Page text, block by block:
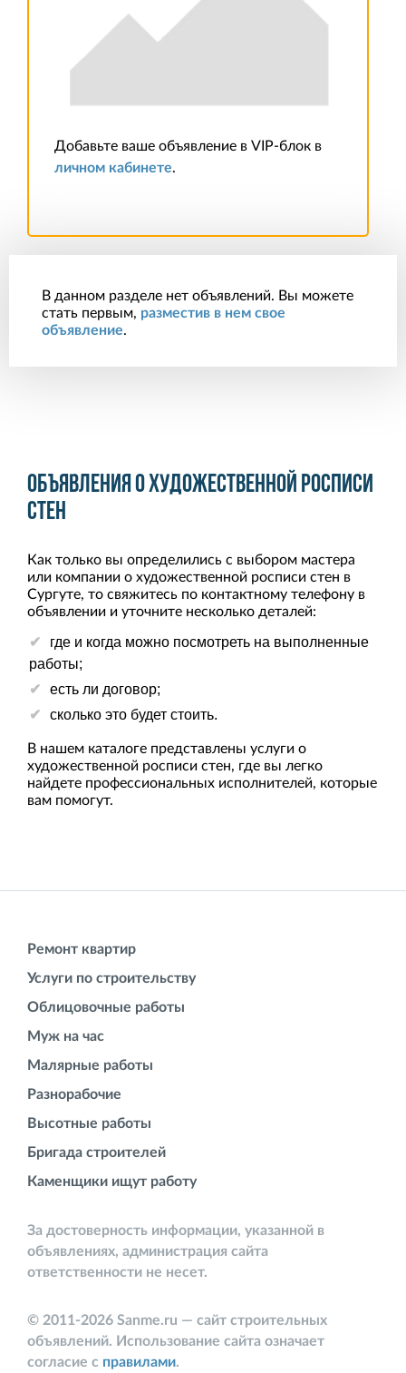
Добавьте ваше объявление в VIP-блок в
личном кабинете.
В данном разделе нет объявлений. Вы можете
стать первым, разместив в нем свое
объявление.
Объявления о художественной росписи
стен
Как только вы определились с выбором мастера
или компании о художественной росписи стен в
Сургуте, то свяжитесь по контактному телефону в
объявлении и уточните несколько деталей:
где и когда можно посмотреть на выполненные
работы;
есть ли договор;
сколько это будет стоить.
В нашем каталоге представлены услуги о
художественной росписи стен, где вы легко
найдете профессиональных исполнителей, которые
вам помогут.
Ремонт квартир
Услуги по строительству
Облицовочные работы
Муж на час
Малярные работы
Разнорабочие
Высотные работы
Бригада строителей
Каменщики ищут работу
За достоверность информации, указанной в
объявлениях, администрация сайта
ответственности не несет.
© 2011-2026 Sanme.ru — сайт строительных
объявлений. Использование сайта означает
согласие с правилами.